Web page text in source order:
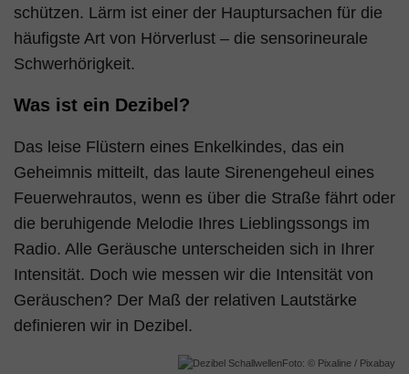
schützen. Lärm ist einer der Hauptursachen für die
häufigste Art von Hörverlust – die sensorineurale
Schwerhörigkeit.
Was ist ein Dezibel?
Das leise Flüstern eines Enkelkindes, das ein
Geheimnis mitteilt, das laute Sirenengeheul eines
Feuerwehrautos, wenn es über die Straße fährt oder
die beruhigende Melodie Ihres Lieblingssongs im
Radio. Alle Geräusche unterscheiden sich in Ihrer
Intensität. Doch wie messen wir die Intensität von
Geräuschen? Der Maß der relativen Lautstärke
definieren wir in Dezibel.
Foto: © Pixaline / Pixabay